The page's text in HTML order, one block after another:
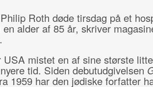
Roth døde tirsdag på et
alder af 85 år, skriver
USA mistet en af sine største
tid. Siden debutudgivelsen
1959 har den jødiske forfatter